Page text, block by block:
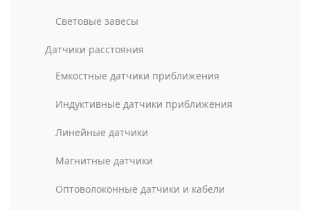
Световые завесы
Датчики расстояния
Емкостные датчики приближения
Индуктивные датчики приближения
Линейные датчики
Магнитные датчики
Оптоволоконные датчики и кабели